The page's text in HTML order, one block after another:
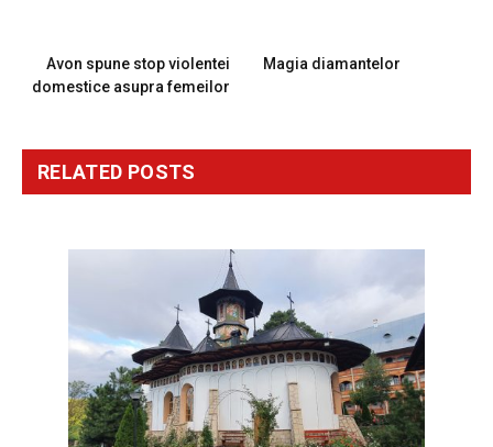
Avon spune stop violentei
domestice asupra femeilor
Magia diamantelor
RELATED POSTS